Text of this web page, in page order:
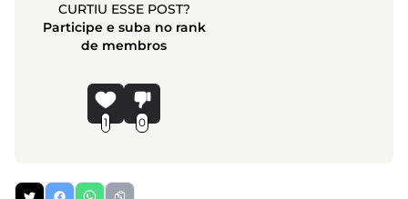
CURTIU ESSE POST?
Participe e suba no rank
de membros
1 0